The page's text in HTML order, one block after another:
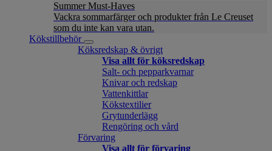
Summer Must-Haves
Vackra sommarfärger och produkter från Le Creuset
som du inte kan vara utan.
Kökstillbehör
Köksredskap & övrigt
Visa allt för köksredskap
Salt- och pepparkvarnar
Knivar och redskap
Vattenkittlar
Kökstextilier
Grytunderlägg
Rengöring och vård
Förvaring
Visa allt för förvaring